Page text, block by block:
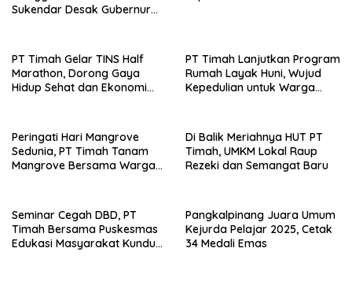
Sukendar Desak Gubernur
PT Timah Gelar TINS Half
Marathon, Dorong Gaya
Hidup Sehat dan Ekonomi
PT Timah Lanjutkan Program
Rumah Layak Huni, Wujud
Kepedulian untuk Warga
Peringati Hari Mangrove
Sedunia, PT Timah Tanam
Mangrove Bersama Warga
Di Balik Meriahnya HUT PT
Timah, UMKM Lokal Raup
Rezeki dan Semangat Baru
Seminar Cegah DBD, PT
Timah Bersama Puskesmas
Edukasi Masyarakat Kundur
Pangkalpinang Juara Umum
Kejurda Pelajar 2025, Cetak
34 Medali Emas